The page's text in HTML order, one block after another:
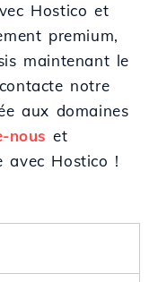
Hostico et
premium,
maintenant le
notre
aux domaines
nous et
avec Hostico !